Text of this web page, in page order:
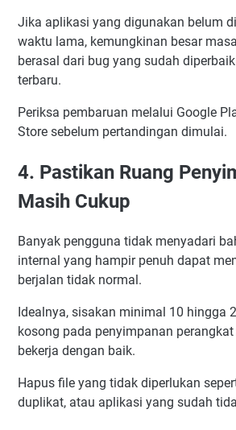
Jika aplikasi yang digunakan belum
waktu lama, kemungkinan besar
berasal dari bug yang sudah
terbaru.
Periksa pembaruan melalui Google
Store sebelum pertandingan dimulai.
4. Pastikan Ruang
Masih Cukup
Banyak pengguna tidak menyadari
internal yang hampir penuh dapat
berjalan tidak normal.
Idealnya, sisakan minimal 10 hingga
kosong pada penyimpanan
bekerja dengan baik.
Hapus file yang tidak diperlukan
duplikat, atau aplikasi yang sudah